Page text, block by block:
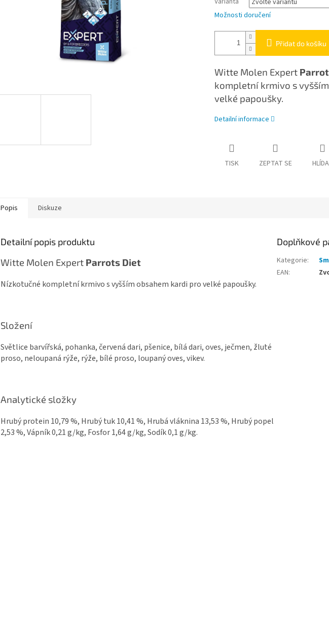
Možnosti doručení
Přidat do košíku
Witte Molen Expert
kompletní krmivo s
velké papoušky.
Detailní informace
TISK ZEPTAT SE
Popis Diskuze
Detailní popis produktu
Witte Molen Expert Parrots Diet
Nízkotučné kompletní krmivo s vyšším obsahem kardi pro velké papoušky.
Složení
Světlice barvířská, pohanka, červená dari, pšenice, bílá dari, oves, ječmen, žluté
proso, neloupaná rýže, rýže, bílé proso, loupaný oves, vikev.
Analytické složky
Hrubý protein 10,79 %, Hrubý tuk 10,41 %, Hrubá vláknina 13,53 %, Hrubý popel
2,53 %, Vápník 0,21 g/kg, Fosfor 1,64 g/kg, Sodík 0,1 g/kg.
Doplňkové
Kategorie:
EAN: